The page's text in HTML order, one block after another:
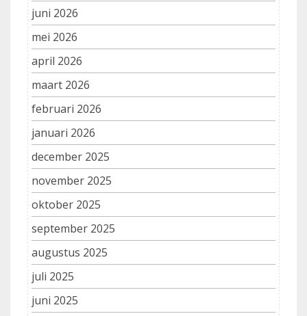
juni 2026
mei 2026
april 2026
maart 2026
februari 2026
januari 2026
december 2025
november 2025
oktober 2025
september 2025
augustus 2025
juli 2025
juni 2025